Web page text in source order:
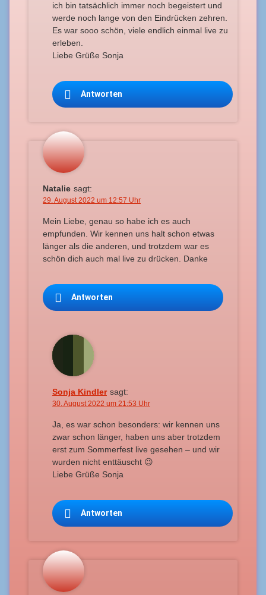
ich bin tatsächlich immer noch begeistert und
werde noch lange von den Eindrücken zehren.
Es war sooo schön, viele endlich einmal live zu
erleben.
Liebe Grüße Sonja
Antworten
Natalie sagt:
29. August 2022 um 12:57 Uhr
Mein Liebe, genau so habe ich es auch
empfunden. Wir kennen uns halt schon etwas
länger als die anderen, und trotzdem war es
schön dich auch mal live zu drücken. Danke
Antworten
Sonja Kindler sagt:
30. August 2022 um 21:53 Uhr
Ja, es war schon besonders: wir kennen uns
zwar schon länger, haben uns aber trotzdem
erst zum Sommerfest live gesehen – und wir
wurden nicht enttäuscht 😉
Liebe Grüße Sonja
Antworten